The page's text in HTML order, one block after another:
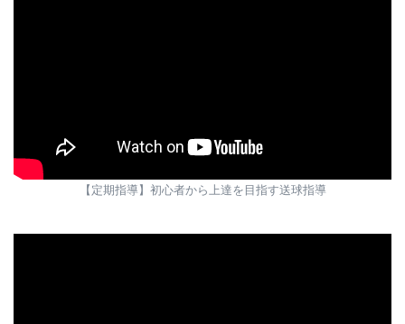
【定期指導】初心者から上達を目指す送球指導